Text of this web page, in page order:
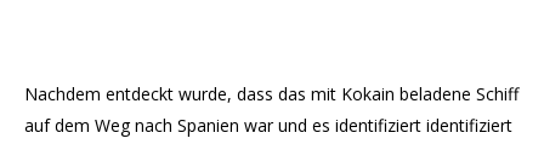
Nachdem entdeckt wurde, dass das mit Kokain beladene Schiff
auf dem Weg nach Spanien war und es identifiziert identifiziert